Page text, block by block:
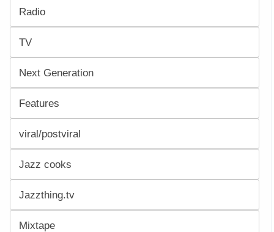
Radio
TV
Next Generation
Features
viral/postviral
Jazz cooks
Jazzthing.tv
Mixtape